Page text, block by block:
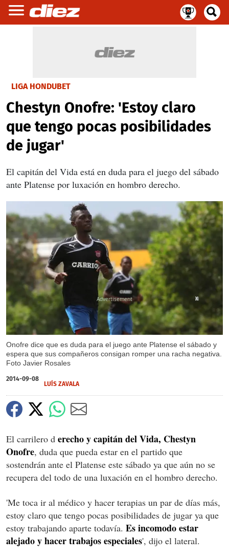
LIGA HONDUBET
Chestyn Onofre: 'Estoy claro
que tengo pocas posibilidades
de jugar'
El capitán del Vida está en duda para el juego del sábado
ante Platense por luxación en hombro derecho.
Onofre dice que es duda para el juego ante Platense el sábado y
espera que sus compañeros consigan romper una racha negativa.
Foto Javier Rosales
X
2014-09-08
LUÍS ZAVALA
El carrilero d erecho y capitán del Vida, Chestyn
Onofre, duda que pueda estar en el partido que
sostendrán ante el Platense este sábado ya que aún no se
recupera del todo de una luxación en el hombro derecho.
'Me toca ir al médico y hacer terapias un par de días más,
estoy claro que tengo pocas posibilidades de jugar ya que
estoy trabajando aparte todavía. Es incomodo estar
alejado y hacer trabajos especiales', dijo el lateral.